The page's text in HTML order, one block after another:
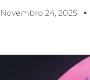
Novembro 24, 2025